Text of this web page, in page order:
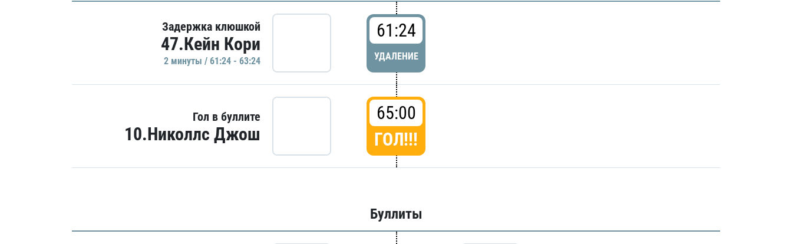
Задержка клюшкой
47.Кейн Кори
2 минуты / 61:24 - 63:24
61:24
УДАЛЕНИЕ
Гол в буллите
10.Николлс Джош
65:00
ГОЛ!!!
Буллиты